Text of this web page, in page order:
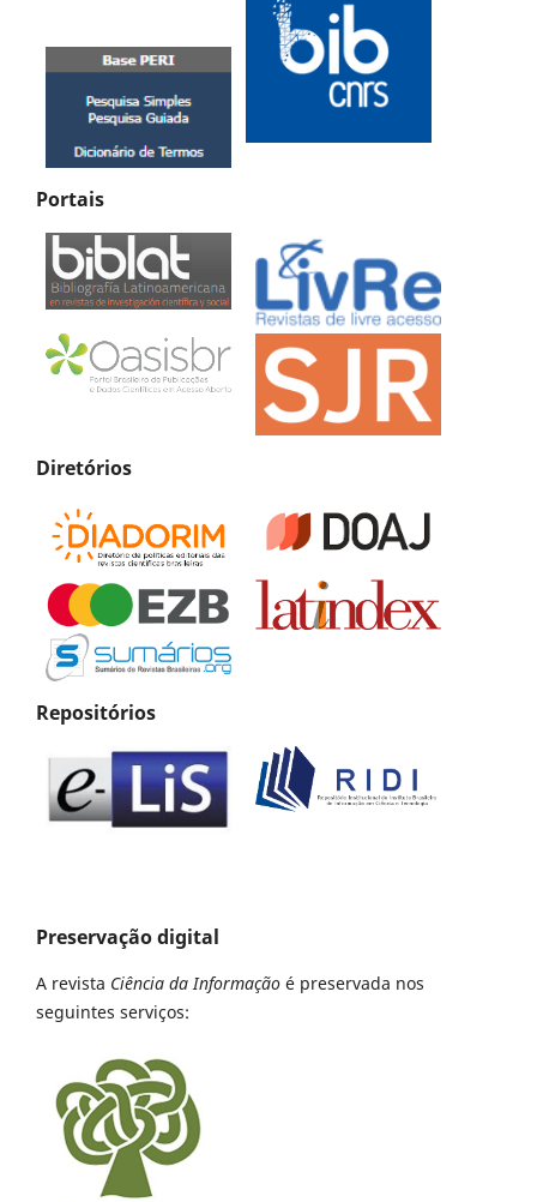
Portais
Diretórios
Repositórios
Preservação digital
A revista Ciência da Informação é preservada nos
seguintes serviços: